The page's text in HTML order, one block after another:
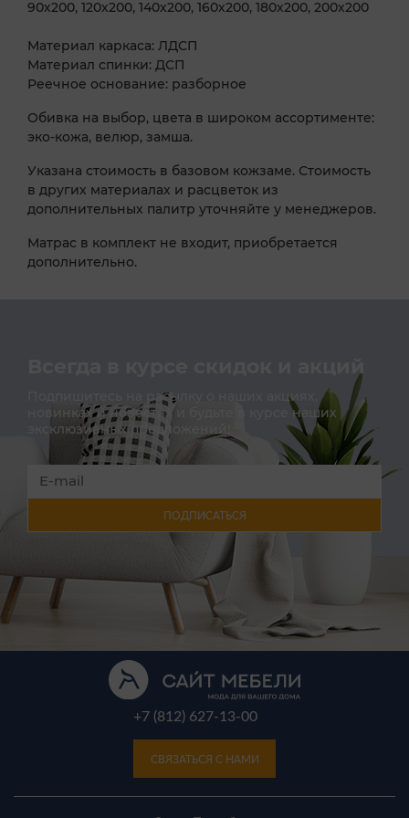
90х200, 120х200, 140х200, 160х200, 180х200, 200х200
Материал каркаса: ЛДСП
Материал спинки: ДСП
Реечное основание: разборное
Обивка на выбор, цвета в широком ассортименте:
эко-кожа, велюр, замша.
Указана стоимость в базовом кожзаме. Стоимость
в других материалах и расцветок из
дополнительных палитр уточняйте у менеджеров.
Матрас в комплект не входит, приобретается
дополнительно.
Всегда в курсе скидок и акций
Подпишитесь на расылку о наших акциях,
новинках и новостях и будьте в курсе наших
эксклюзивных предложений!
ПОДПИСАТЬСЯ
+7 (812) 627-13-00
СВЯЗАТЬСЯ С НАМИ